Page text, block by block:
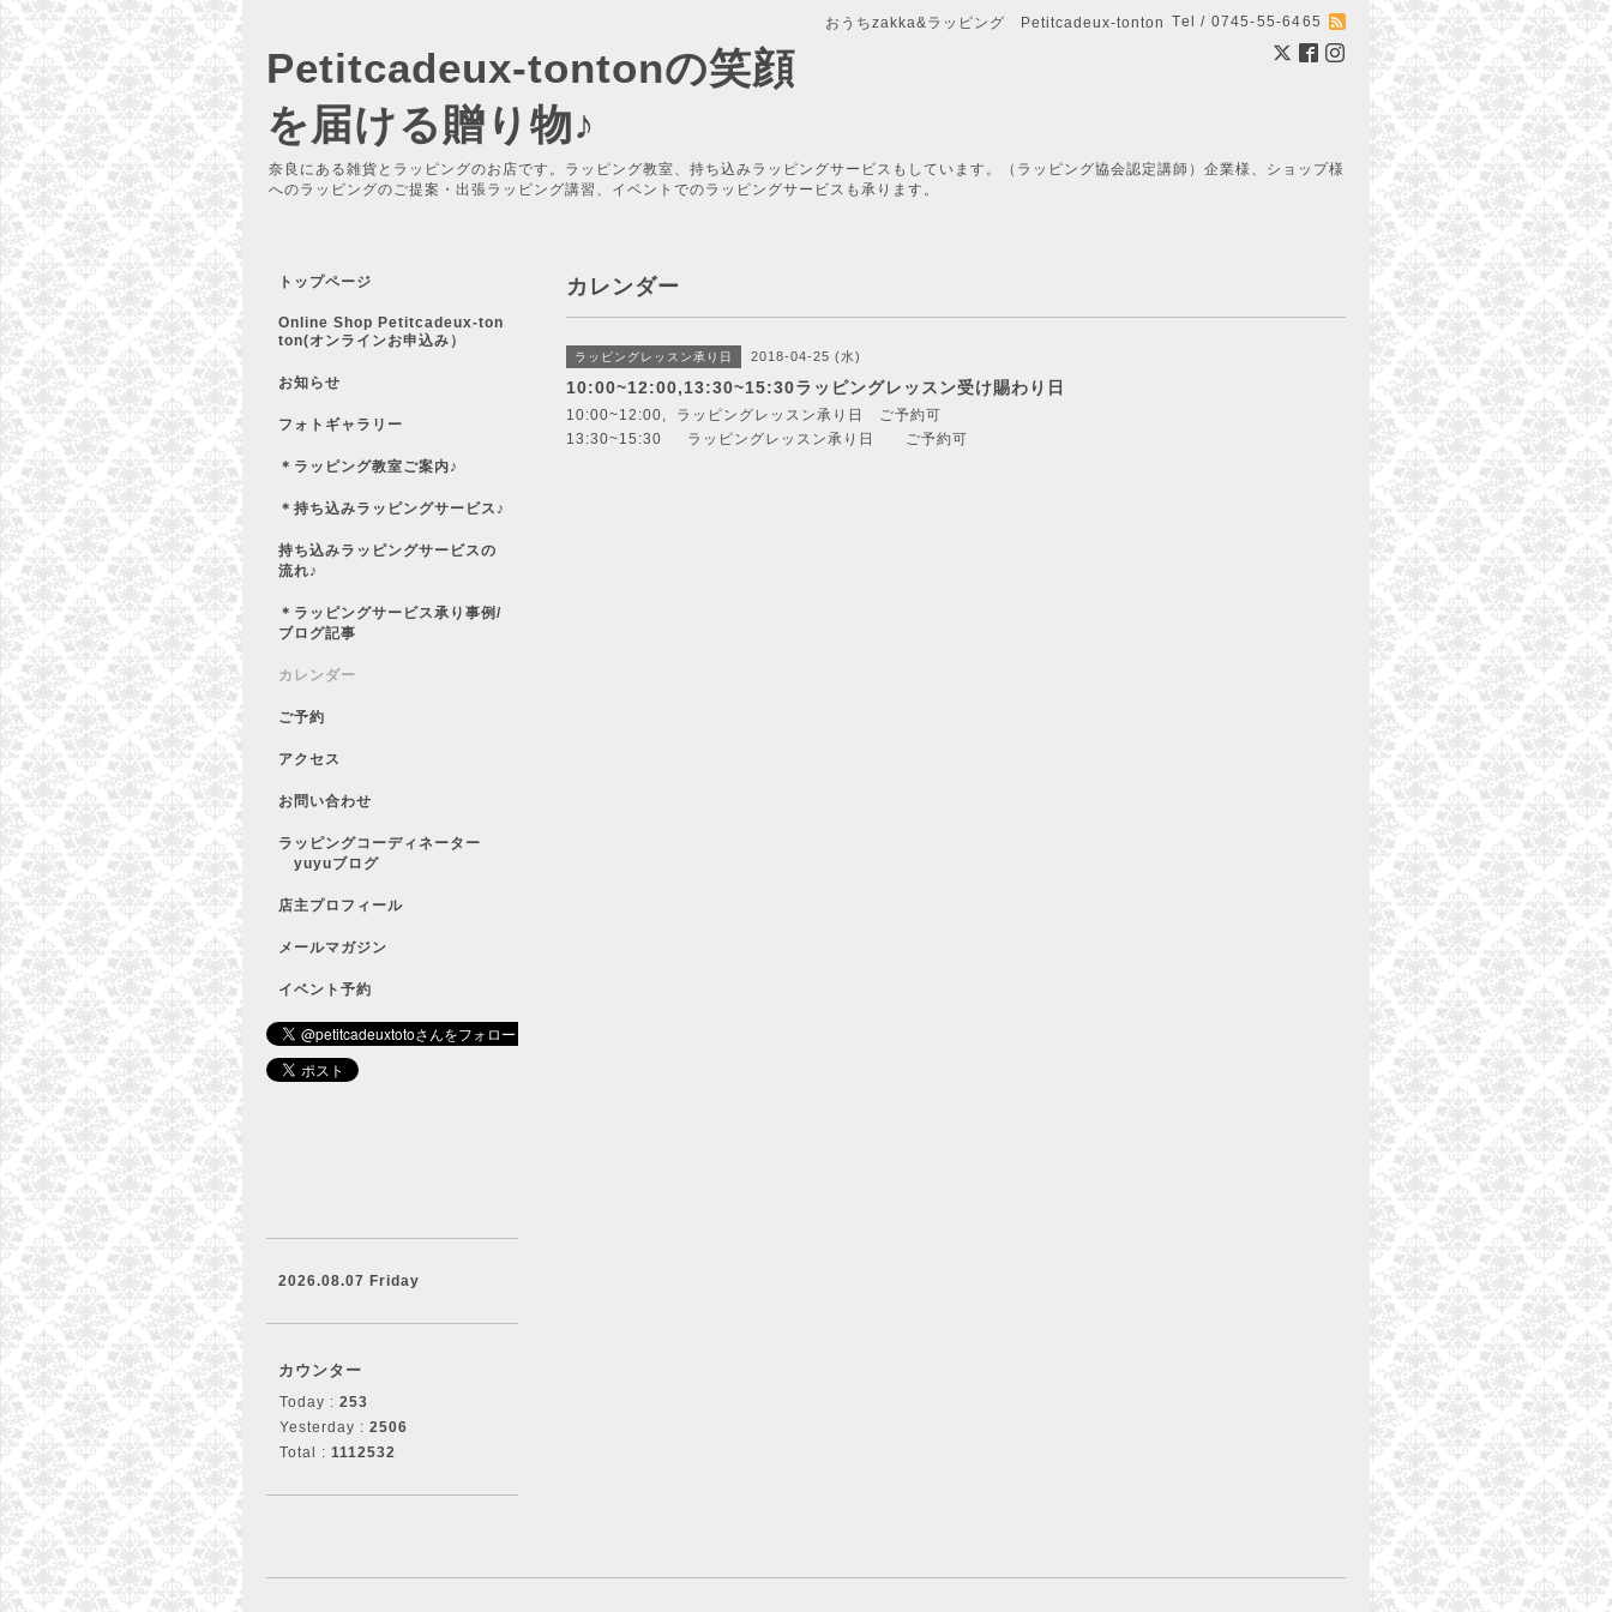
おうちzakka&ラッピング Petitcadeux-tonton Tel / 0745-55-6465
Petitcadeux-tontonの笑顔
を届ける贈り物♪
奈良にある雑貨とラッピングのお店です。ラッピング教室、持ち込みラッピングサービスもしています。（ラッピング協会認定講師）企業様、ショップ様
へのラッピングのご提案・出張ラッピング講習、イベントでのラッピングサービスも承ります。
カレンダー
ラッピングレッスン承り日 2018-04-25 (水)
10:00~12:00,13:30~15:30ラッピングレッスン受け賜わり日
10:00~12:00, ラッピングレッスン承り日 ご予約可
13:30~15:30 ラッピングレッスン承り日 ご予約可
トップページ
Online Shop Petitcadeux-ton
ton(オンラインお申込み）
お知らせ
フォトギャラリー
＊ラッピング教室ご案内♪
＊持ち込みラッピングサービス♪
持ち込みラッピングサービスの
流れ♪
＊ラッピングサービス承り事例/
ブログ記事
カレンダー
ご予約
アクセス
お問い合わせ
ラッピングコーディネーター
yuyuブログ
店主プロフィール
メールマガジン
イベント予約
2026.08.07 Friday
カウンター
Today : 253
Yesterday : 2506
Total : 1112532